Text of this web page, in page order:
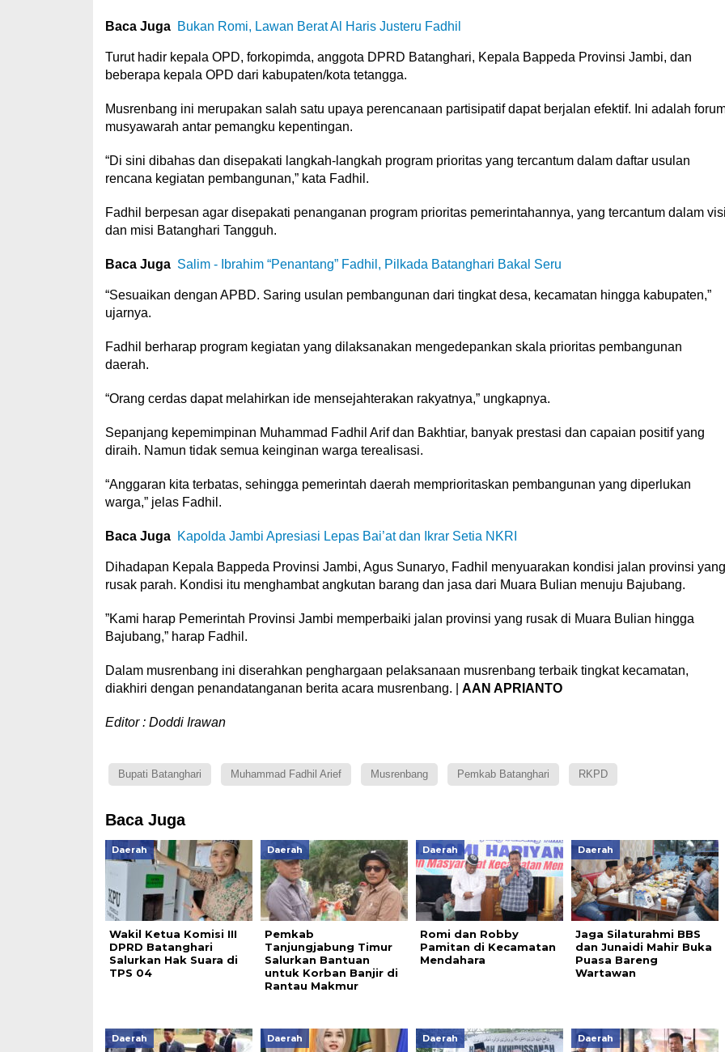
Baca Juga Bukan Romi, Lawan Berat Al Haris Justeru Fadhil
Turut hadir kepala OPD, forkopimda, anggota DPRD Batanghari, Kepala Bappeda Provinsi Jambi, dan
beberapa kepala OPD dari kabupaten/kota tetangga.
Musrenbang ini merupakan salah satu upaya perencanaan partisipatif dapat berjalan efektif. Ini adalah
musyawarah antar pemangku kepentingan.
“Di sini dibahas dan disepakati langkah-langkah program prioritas yang tercantum dalam daftar usulan
rencana kegiatan pembangunan,” kata Fadhil.
Fadhil berpesan agar disepakati penanganan program prioritas pemerintahannya, yang tercantum dalam
dan misi Batanghari Tangguh.
Baca Juga Salim - Ibrahim “Penantang” Fadhil, Pilkada Batanghari Bakal Seru
“Sesuaikan dengan APBD. Saring usulan pembangunan dari tingkat desa, kecamatan hingga kabupaten,”
ujarnya.
Fadhil berharap program kegiatan yang dilaksanakan mengedepankan skala prioritas pembangunan
daerah.
“Orang cerdas dapat melahirkan ide mensejahterakan rakyatnya,” ungkapnya.
Sepanjang kepemimpinan Muhammad Fadhil Arif dan Bakhtiar, banyak prestasi dan capaian positif yang
diraih. Namun tidak semua keinginan warga terealisasi.
“Anggaran kita terbatas, sehingga pemerintah daerah memprioritaskan pembangunan yang diperlukan
warga,” jelas Fadhil.
Baca Juga Kapolda Jambi Apresiasi Lepas Bai’at dan Ikrar Setia NKRI
Dihadapan Kepala Bappeda Provinsi Jambi, Agus Sunaryo, Fadhil menyuarakan kondisi jalan provinsi yang
rusak parah. Kondisi itu menghambat angkutan barang dan jasa dari Muara Bulian menuju Bajubang.
”Kami harap Pemerintah Provinsi Jambi memperbaiki jalan provinsi yang rusak di Muara Bulian hingga
Bajubang,” harap Fadhil.
Dalam musrenbang ini diserahkan penghargaan pelaksanaan musrenbang terbaik tingkat kecamatan,
diakhiri dengan penandatanganan berita acara musrenbang. | AAN APRIANTO
Editor : Doddi Irawan
Bupati Batanghari Muhammad Fadhil Arief Musrenbang Pemkab Batanghari RKPD
Baca Juga
Daerah
Wakil Ketua Komisi III
DPRD Batanghari
Salurkan Hak Suara di
TPS 04
Daerah
Pemkab
Tanjungjabung Timur
Salurkan Bantuan
untuk Korban Banjir di
Rantau Makmur
Daerah
Romi dan Robby
Pamitan di Kecamatan
Mendahara
Daerah
Jaga Silaturahmi BBS
dan Junaidi Mahir Buka
Puasa Bareng
Wartawan
Daerah Daerah Daerah Daerah